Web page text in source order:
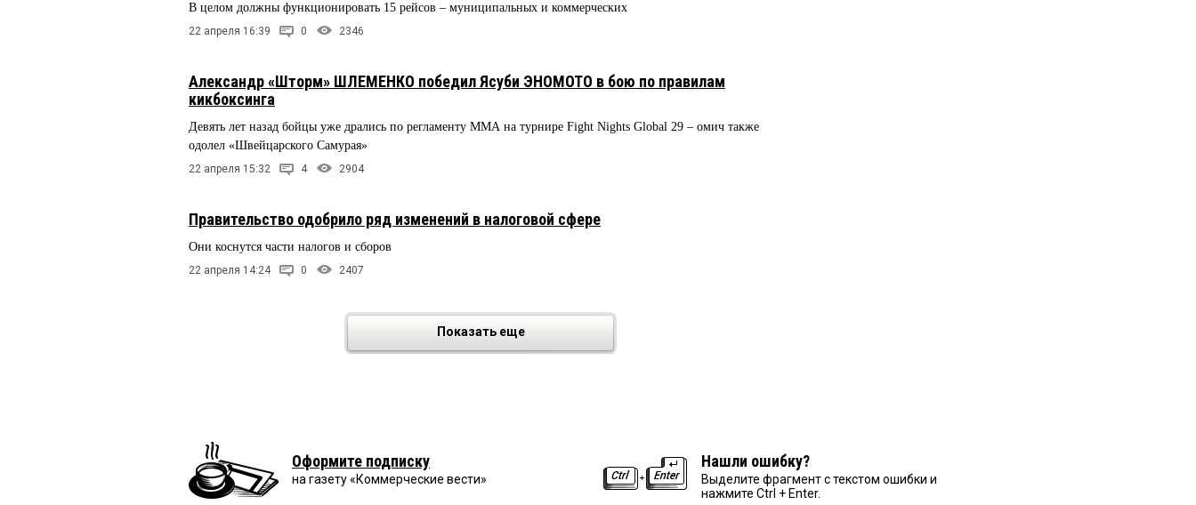
В целом должны функционировать 15 рейсов – муниципальных и коммерческих
22 апреля 16:39 0 2346
Александр «Шторм» ШЛЕМЕНКО победил Ясуби ЭНОМОТО в бою по правилам
кикбоксинга
Девять лет назад бойцы уже дрались по регламенту ММА на турнире Fight Nights Global 29 – омич также
одолел «Швейцарского Самурая»
22 апреля 15:32 4 2904
Правительство одобрило ряд изменений в налоговой сфере
Они коснутся части налогов и сборов
22 апреля 14:24 0 2407
Показать еще
Оформите подписку
на газету «Коммерческие вести»
Нашли ошибку?
Выделите фрагмент с текстом ошибки и
нажмите Ctrl + Enter.